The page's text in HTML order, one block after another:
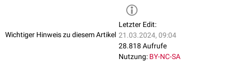
Wichtiger Hinweis zu diesem Artikel
Letzter Edit:
21.03.2024, 09:04
28.818 Aufrufe
Nutzung: BY-NC-SA